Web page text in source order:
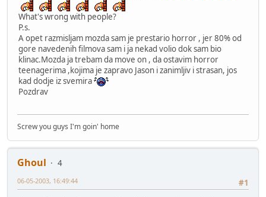
What's wrong with people?
P.s.
A opet razmisljam mozda sam je prestario horror , jer 80% od
gore navedenih filmova sam i ja nekad volio dok sam bio
klinac.Mozda ja trebam da move on , da ostavim horror
teenagerima ,kojima je zapravo Jason i zanimljiv i strasan, jos
kad dodje iz svemira
Pozdrav
Screw you guys I'm goin' home
Ghoul
4
#1
06-05-2003, 16:49:44